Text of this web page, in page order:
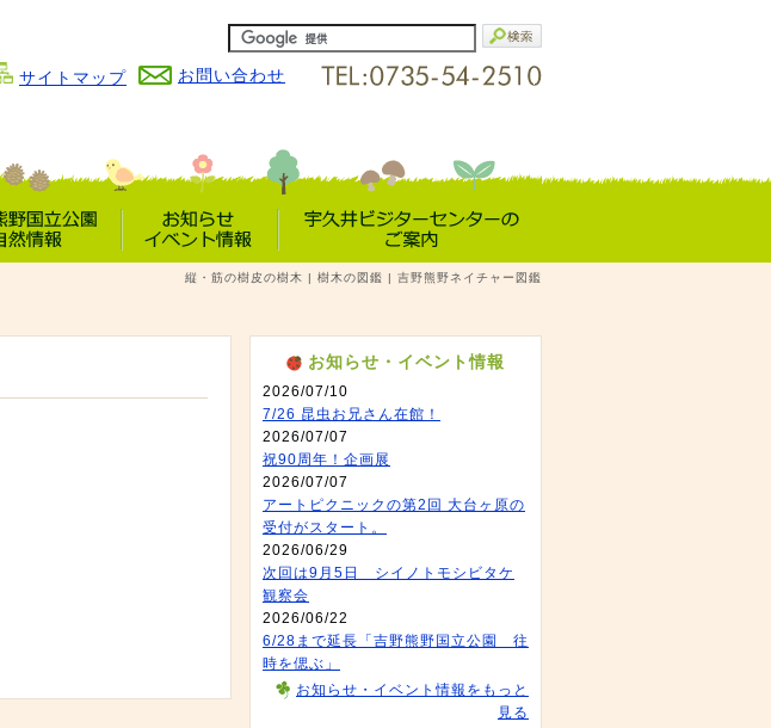
サイトマップ お問い合わせ
お知らせ
宇久井VC
縦・筋の樹皮の樹木 | 樹木の図鑑 | 吉野熊野ネイチャー図鑑
お知らせ・イベント情報
2026/07/10
7/26 昆虫お兄さん在館！
2026/07/07
祝90周年！企画展
2026/07/07
アートピクニックの第2回 大台ヶ原の
受付がスタート。
2026/06/29
次回は9月5日 シイノトモシビタケ
観察会
2026/06/22
6/28まで延長「吉野熊野国立公園 往
時を偲ぶ」
お知らせ・イベント情報をもっと
見る